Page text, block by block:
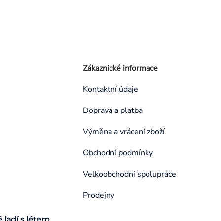
Zákaznické informace
Kontaktní údaje
Doprava a platba
Výměna a vrácení zboží
Obchodní podmínky
Velkoobchodní spolupráce
Prodejny